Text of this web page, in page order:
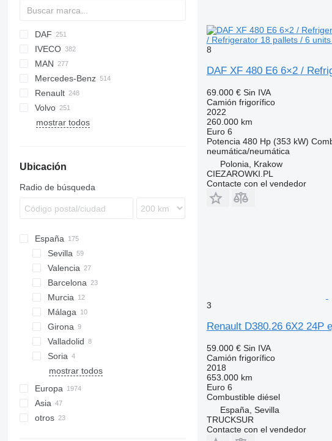
D series
Jumpy
DAF
AS
CF
LF
XD
XF
XG
Ducato
Cargo
Auman
BJ
Ranger
HD-series
IVECO
Daily
EuroCargo
Eurotech
S-Way
Stralis
ELF
Forward
NPR
SD
18 series
29 series
MAN
LE
NL series
TGA
TGE
TGS
Mercedes-Benz
Actros
Antos
Arocs
C-Class
V-Class
Vario
Canter
Canter
Atleon
Cabstar
NT
Movano
Boxer
Renault
D-series
D Wide
Midliner
Premium
T-series
G-series
L-series
R-series
T-series
X5000
X6000
Dyna
Land Cruiser
Volvo
FE
FM
L-series
mostrar todos
Ubicación
Radio de búsqueda
España
Sevilla
Valencia
Barcelona
Murcia
Málaga
Girona
Valladolid
Soria
mostrar todos
Europa
Países Bajos
Asia
Japón
otros
/ Refrigerator 18 pallets / 6
8
DAF XF 480 E6 6×2 /
69.000 € Sin IVA
Camión frigorífico
2022
260.000 km
Euro 6
Potencia 480 Hp (353 kW)
neumática/neumática
Polonia, Krakow
CIEZAROWKI.PL
Contacte con el vendedor
3
Renault D380.26 6X2 24P
59.000 € Sin IVA
Camión frigorífico
2018
653.000 km
Euro 6
Combustible diésel
España, Sevilla
TRUCKSUR
Contacte con el vendedor